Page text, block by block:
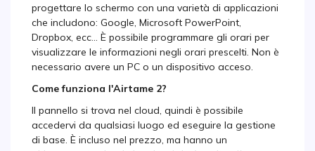
progettare lo schermo con una varietà di applicazioni
che includono: Google, Microsoft PowerPoint,
Dropbox, ecc... È possibile programmare gli orari per
visualizzare le informazioni negli orari prescelti. Non è
necessario avere un PC o un dispositivo acceso.
Come funziona l'Airtame 2?
Il pannello si trova nel cloud, quindi è possibile
accedervi da qualsiasi luogo ed eseguire la gestione
di base. È incluso nel prezzo, ma hanno un